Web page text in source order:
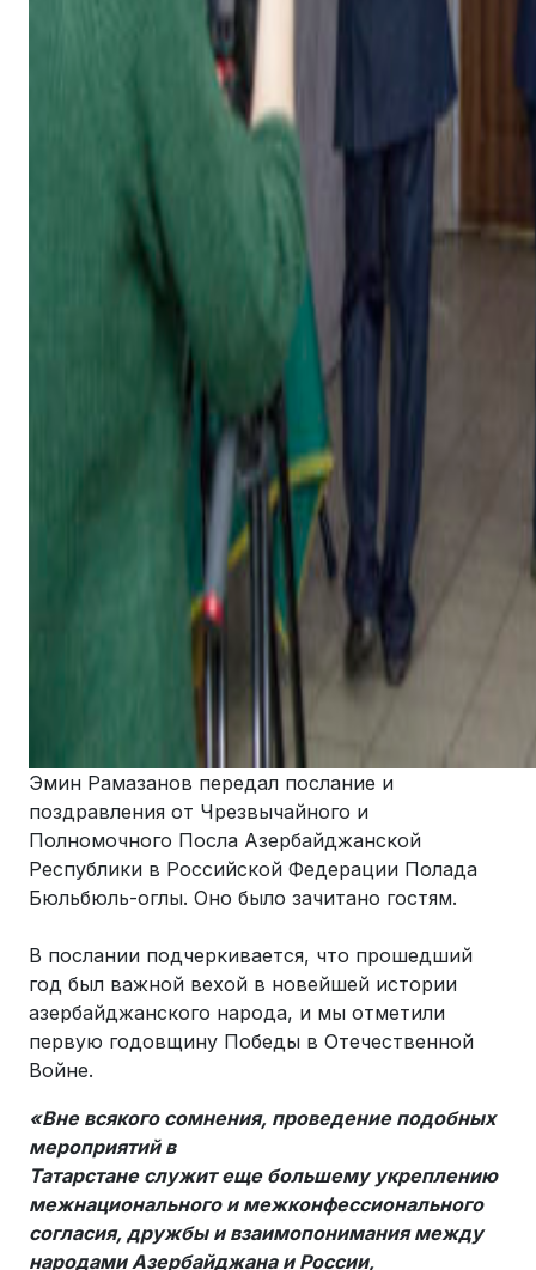
Эмин Рамазанов передал послание и
поздравления от Чрезвычайного и
Полномочного Посла Азербайджанской
Республики в Российской Федерации Полада
Бюльбюль-оглы. Оно было зачитано гостям.
В послании подчеркивается, что прошедший
год был важной вехой в новейшей истории
азербайджанского народа, и мы отметили
первую годовщину Победы в Отечественной
Войне.
«Вне всякого сомнения, проведение подобных
мероприятий в
Татарстане служит еще большему укреплению
межнационального и межконфессионального
согласия, дружбы и взаимопонимания между
народами Азербайджана и России,